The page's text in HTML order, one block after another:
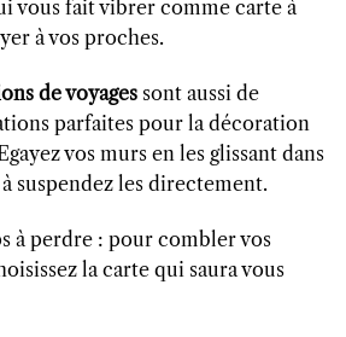
vous fait vibrer comme carte à
à vos proches.
de voyages sont aussi de
parfaites pour la décoration
vos murs en les glissant dans
suspendez les directement.
à perdre : pour combler vos
la carte qui saura vous